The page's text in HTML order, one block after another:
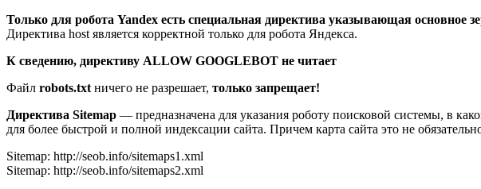
Только для робота Yandex есть специальная директива указывающая основное
Директива host является корректной только для робота Яндекса.
К сведению, директиву ALLOW GOOGLEBOT не читает
Файл robots.txt ничего не разрешает, только запрещает!
Директива Sitemap — предназначена для указания роботу поисковой системы, в
для более быстрой и полной индексации сайта. Причем карта сайта это не
Sitemap: http://seob.info/sitemaps1.xml
Sitemap: http://seob.info/sitemaps2.xml